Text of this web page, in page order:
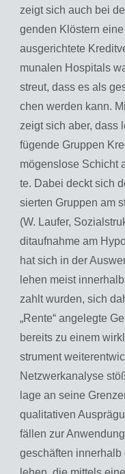
zeigt sich auch bei
gen­den Klös­tern
aus­ge­rich­te­te
mu­na­len Hos­pi­tals
streut, dass es als
chen wer­den kann.
zeigt sich aber, dass
fü­gen­de Grup­pen
mö­gens­lo­se Schicht
te. Dabei deckt sich
sier­ten Grup­pen am
(W. Laufer,
dit­auf­nah­me am
hat sich in der
le­hen meist
zahlt wur­den, sich
„Rente“ an­ge­leg­te
be­reits zu einem
stru­ment
Netz­werkana­ly­se
la­ge an seine
qua­li­ta­ti­ven
fäl­len zur
ge­schäf­ten